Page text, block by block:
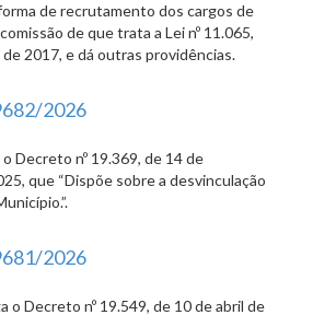
de recrutamento dos cargos de
de que trata a Lei nº 11.065,
de 2017, e dá outras providências.
2026
Decreto nº 19.369, de 14 de
que “Dispõe sobre a desvinculação
2026
o Decreto nº 19.549, de 10 de abril de